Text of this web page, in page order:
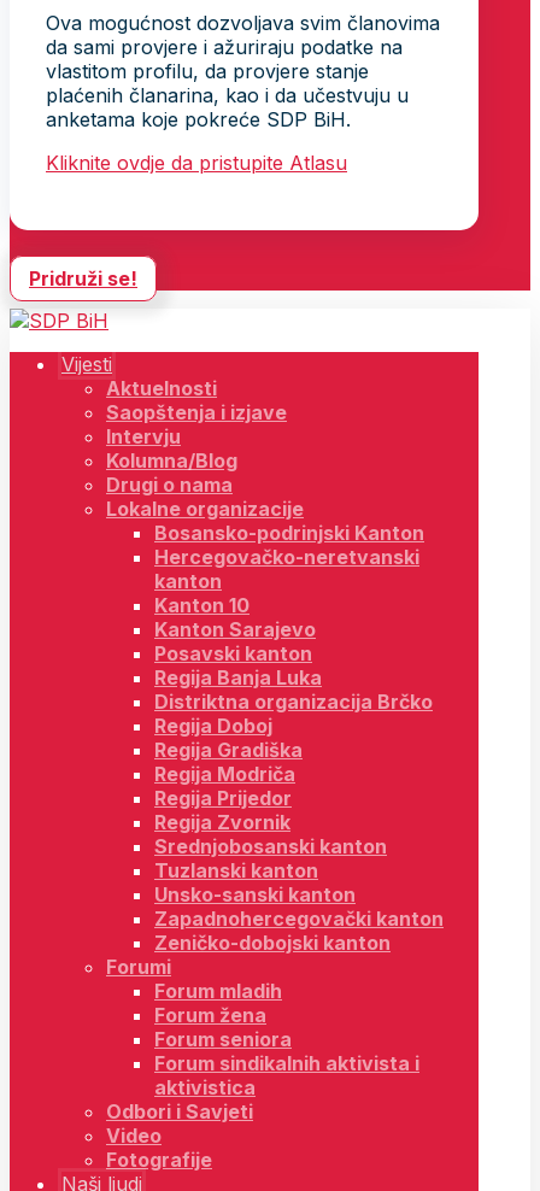
Ova mogućnost dozvoljava svim članovima
da sami provjere i ažuriraju podatke na
vlastitom profilu, da provjere stanje
plaćenih članarina, kao i da učestvuju u
anketama koje pokreće SDP BiH.
Kliknite ovdje da pristupite Atlasu
Pridruži se!
Vijesti
Aktuelnosti
Saopštenja i izjave
Intervju
Kolumna/Blog
Drugi o nama
Lokalne organizacije
Bosansko-podrinjski Kanton
Hercegovačko-neretvanski
kanton
Kanton 10
Kanton Sarajevo
Posavski kanton
Regija Banja Luka
Distriktna organizacija Brčko
Regija Doboj
Regija Gradiška
Regija Modriča
Regija Prijedor
Regija Zvornik
Srednjobosanski kanton
Tuzlanski kanton
Unsko-sanski kanton
Zapadnohercegovački kanton
Zeničko-dobojski kanton
Forumi
Forum mladih
Forum žena
Forum seniora
Forum sindikalnih aktivista i
aktivistica
Odbori i Savjeti
Video
Fotografije
Naši ljudi